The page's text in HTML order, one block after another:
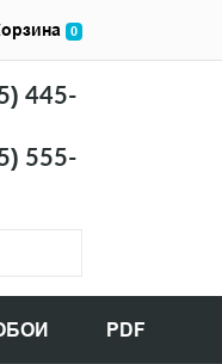
445-
555-
PDF
0